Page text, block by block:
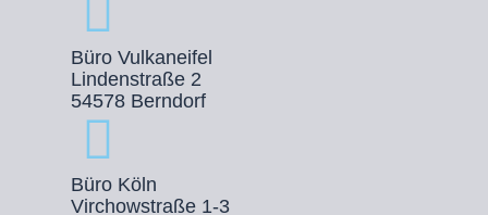
Büro Vulkaneifel
Lindenstraße 2
54578 Berndorf
Büro Köln
Virchowstraße 1-3